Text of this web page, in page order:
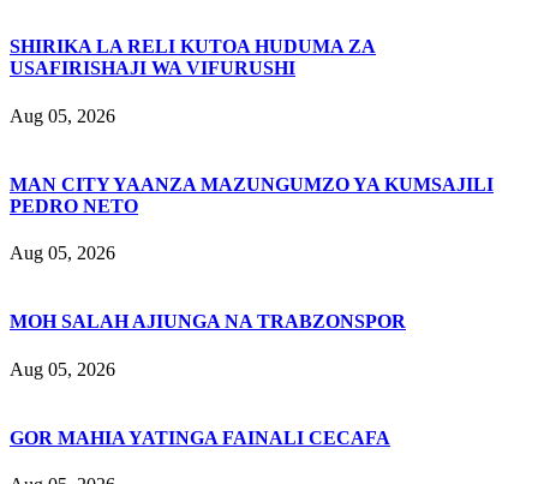
SHIRIKA LA RELI KUTOA HUDUMA ZA
USAFIRISHAJI WA VIFURUSHI
Aug 05, 2026
MAN CITY YAANZA MAZUNGUMZO YA KUMSAJILI
PEDRO NETO
Aug 05, 2026
MOH SALAH AJIUNGA NA TRABZONSPOR
Aug 05, 2026
GOR MAHIA YATINGA FAINALI CECAFA